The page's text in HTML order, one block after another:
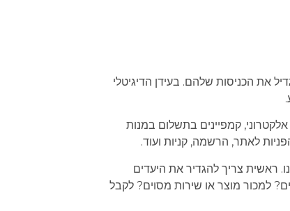
את הכניסות שלהם. בעידן הדיגיטלי
קמפיינים בתשלום במנות
לאתר, הרשמה, קניות ועוד.
ראשית צריך להגדיר את היעדים
למכור מוצר או שירות מסוים? לקבל